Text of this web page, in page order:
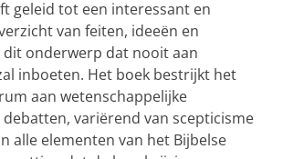
geleid tot een interessant en
van feiten, ideeën en
onderwerp dat nooit aan
inboeten. Het boek bestrijkt het
aan wetenschappelijke
variërend van scepticisme
alle elementen van het Bijbelse